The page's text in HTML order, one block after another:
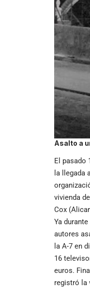
Asalto a
El pasado
la llegada
vivienda
Cox
Ya
autores
la A-7 en
16
euros.
registró la